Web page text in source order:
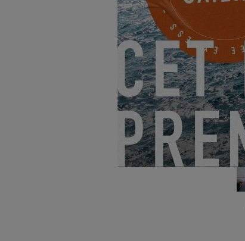
Les éditions
vivre cette
Béatrice et Jean-
Pour plus